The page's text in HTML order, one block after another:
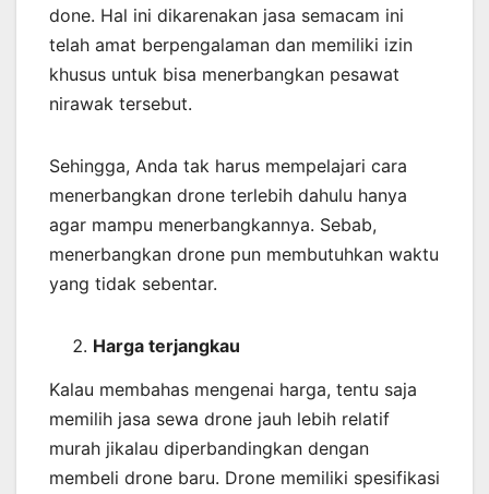
done. Hal ini dikarenakan jasa semacam ini
telah amat berpengalaman dan memiliki izin
khusus untuk bisa menerbangkan pesawat
nirawak tersebut.
Sehingga, Anda tak harus mempelajari cara
menerbangkan drone terlebih dahulu hanya
agar mampu menerbangkannya. Sebab,
menerbangkan drone pun membutuhkan waktu
yang tidak sebentar.
Harga terjangkau
Kalau membahas mengenai harga, tentu saja
memilih jasa sewa drone jauh lebih relatif
murah jikalau diperbandingkan dengan
membeli drone baru. Drone memiliki spesifikasi